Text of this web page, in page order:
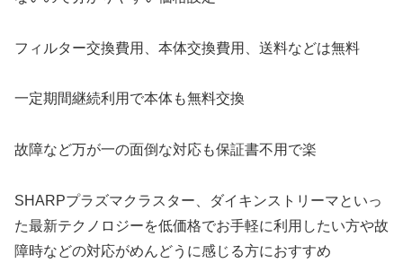
フィルター交換費用、本体交換費用、送料などは無料
一定期間継続利用で本体も無料交換
故障など万が一の面倒な対応も保証書不用で楽
SHARPプラズマクラスター、ダイキンストリーマといっ
た最新テクノロジーを低価格でお手軽に利用したい方や故
障時などの対応がめんどうに感じる方におすすめ